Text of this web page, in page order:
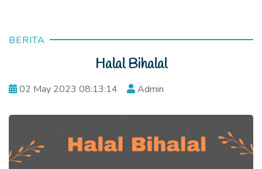
BERITA
Halal Bihalal
02 May 2023 08:13:14 Admin